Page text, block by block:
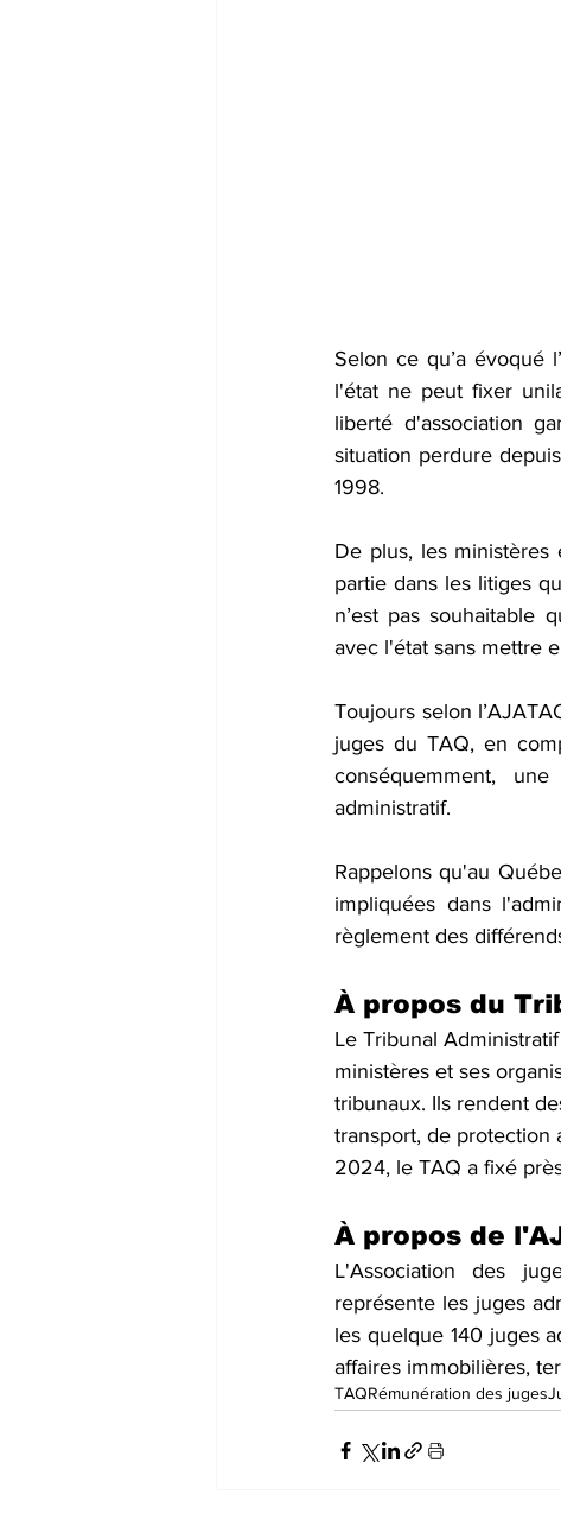
Selon ce qu’a évoqué
l'état ne peut fixer
liberté d'association
situation perdure
1998.
De plus, les
partie dans les litiges
n’est pas souhaitable
avec l'état sans mettre
Toujours selon
juges du TAQ, en
conséquemment,
administratif.
Rappelons qu'au
impliquées dans
règlement des
À propos du
Le Tribunal
ministères et ses
tribunaux. Ils rendent
transport, de protection
2024, le TAQ a fixé
À propos de
L'Association des
représente les juges
les quelque 140 juges
affaires immobilières,
TAQRémunération des juges